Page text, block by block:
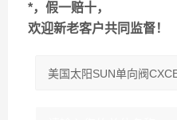
*，假一赔十，
欢迎新老客户共同监督！